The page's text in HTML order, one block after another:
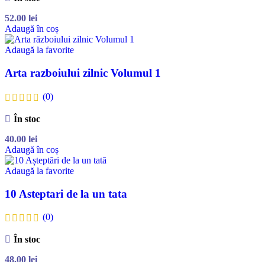
52.00 lei
Adaugă în coș
Adaugă la favorite
Arta razboiului zilnic Volumul 1
(0)
În stoc
40.00 lei
Adaugă în coș
Adaugă la favorite
10 Asteptari de la un tata
(0)
În stoc
48.00 lei